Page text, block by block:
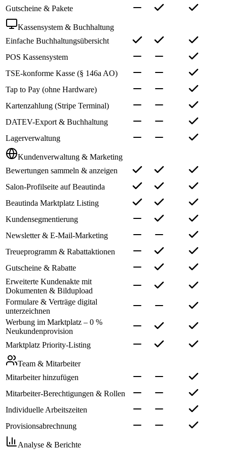
Gutscheine & Pakete
Kassensystem & Buchhaltung
Einfache Buchhaltungsübersicht
POS Kassensystem
TSE-konforme Kasse (§ 146a AO)
Tap to Pay (ohne Hardware)
Kartenzahlung (Stripe Terminal)
DATEV-Export & Buchhaltung
Lagerverwaltung
Kundenverwaltung & Marketing
Bewertungen sammeln & anzeigen
Salon-Profilseite auf Beautinda
Beautinda Marktplatz Listing
Kundensegmentierung
Newsletter & E-Mail-Marketing
Treueprogramm & Rabattaktionen
Gutscheine & Rabatte
Erweiterte Kundenakte mit
Dokumenten & Bildupload
Formulare & Verträge digital
unterzeichnen
Werbung im Marktplatz – 0 %
Neukundenprovision
Marktplatz Priority-Listing
Team & Mitarbeiter
Mitarbeiter hinzufügen
Mitarbeiter-Berechtigungen & Rollen
Individuelle Arbeitszeiten
Provisionsabrechnung
Analyse & Berichte